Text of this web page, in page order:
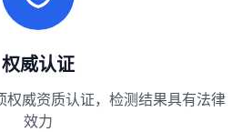
权威认证
权威资质认证，检测结果具有法律
效力